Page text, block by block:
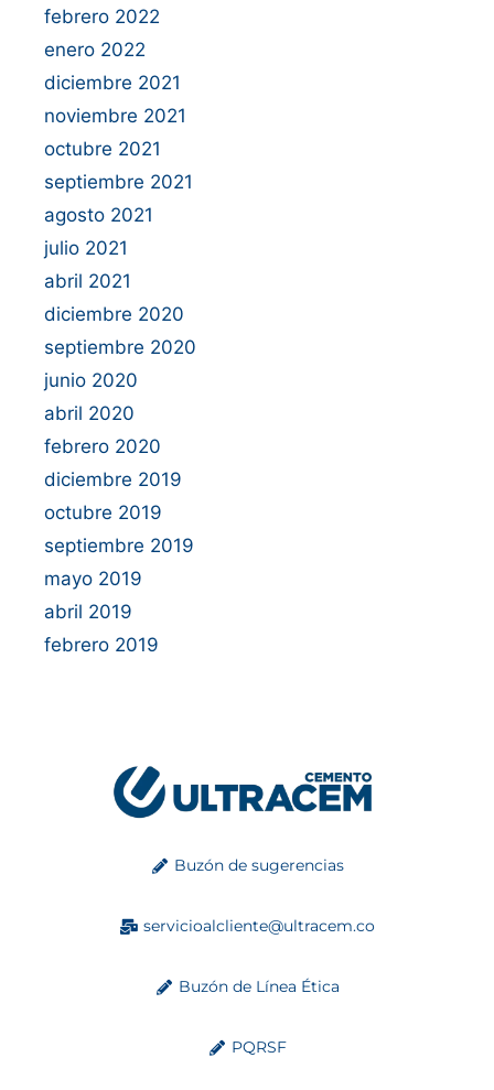
febrero 2022
enero 2022
diciembre 2021
noviembre 2021
octubre 2021
septiembre 2021
agosto 2021
julio 2021
abril 2021
diciembre 2020
septiembre 2020
junio 2020
abril 2020
febrero 2020
diciembre 2019
octubre 2019
septiembre 2019
mayo 2019
abril 2019
febrero 2019
Buzón de sugerencias
servicioalcliente@ultracem.co
Buzón de Línea Ética
PQRSF